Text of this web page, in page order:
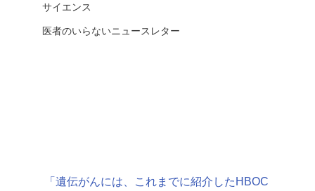
サイエンス
医者のいらないニュースレター
「遺伝がんには、これまでに紹介したHBOC